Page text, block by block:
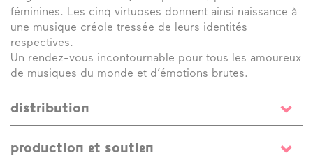
féminines. Les cinq virtuoses donnent ainsi naissance à
une musique créole tressée de leurs identités
respectives.
Un rendez-vous incontournable pour tous les amoureux
de musiques du monde et d’émotions brutes.
distribution
percussionsAnne Laure Bourget
production et soutien